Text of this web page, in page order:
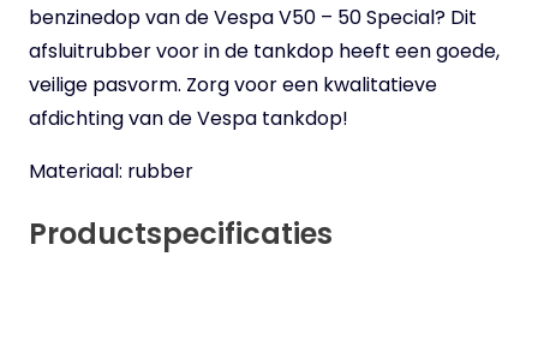
benzinedop van de Vespa V50 – 50 Special? Dit
afsluitrubber voor in de tankdop heeft een goede,
veilige pasvorm. Zorg voor een kwalitatieve
afdichting van de Vespa tankdop!
Materiaal: rubber
Productspecificaties